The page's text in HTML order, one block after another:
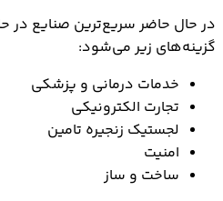
در حال حاضر سریع‌ترین صنایع در
گزینه‌های زیر می‌شود:
خدمات درمانی و پزشکی
تجارت الکترونیکی
لجستیک زنجیره تامین
امنیت
ساخت و ساز